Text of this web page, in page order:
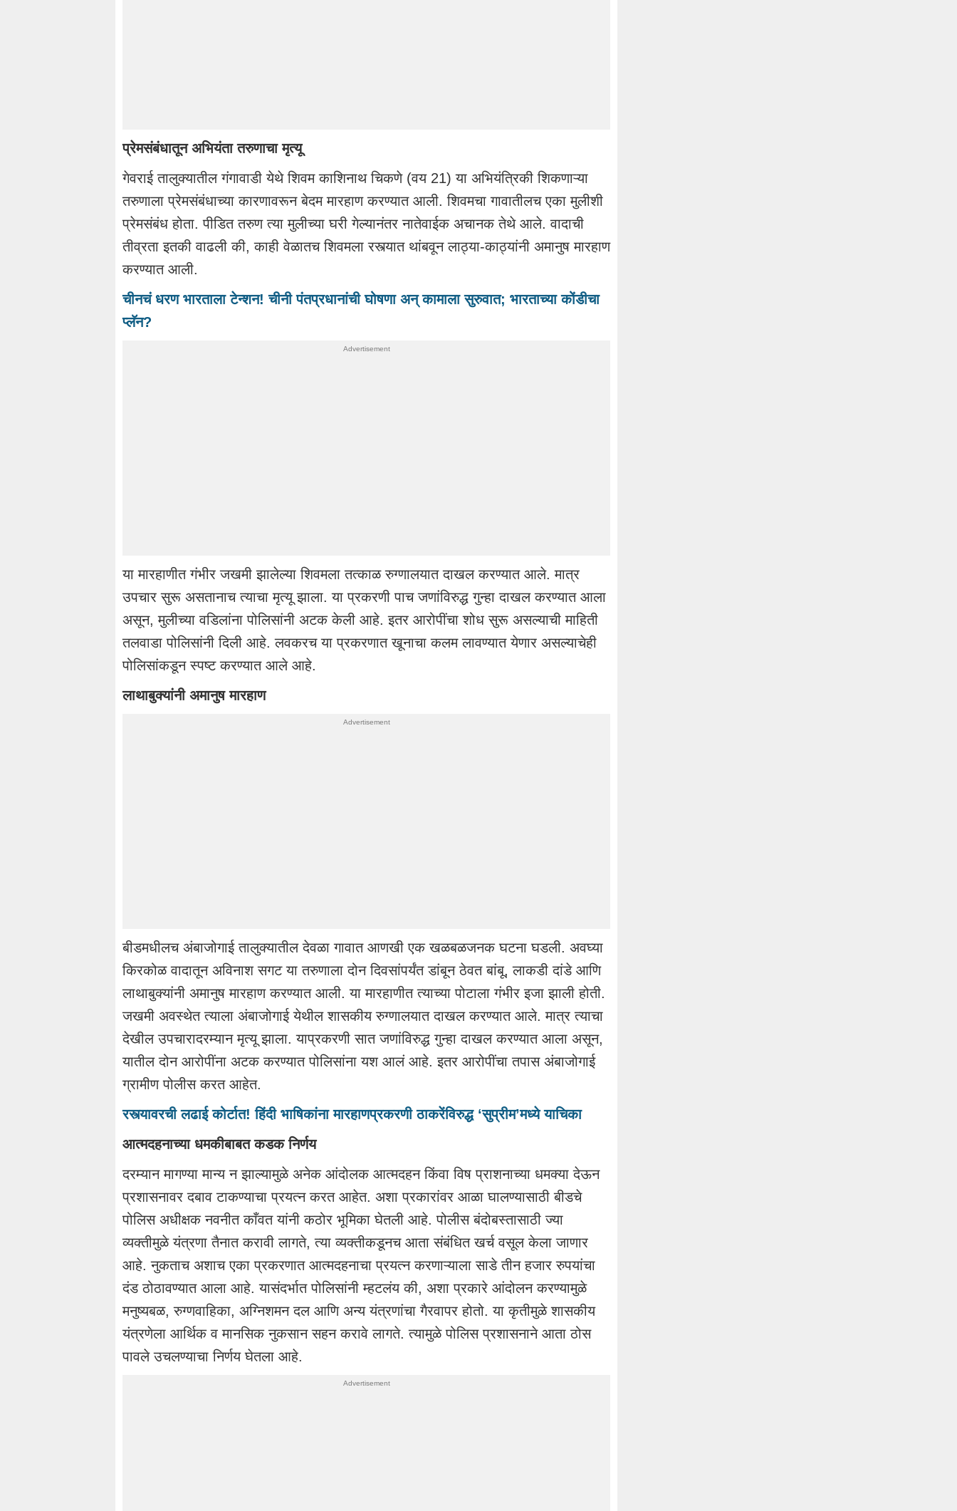
प्रेमसंबंधातूनअभियंता तरुणाचा मृत्यू
गेवराईतालुक्यातीलगंगावाडी येथेशिवम काशिनाथचिकणे (वय 21) या अभियंत्रिकी शिकणाऱ्या
तरुणालाप्रेमसंबंधाच्या कारणावरून बेदम मारहाण करण्यात आली.शिवमचा गावातीलच एका मुलीशी
प्रेमसंबंध होता.पीडिततरुण त्या मुलीच्या घरी गेल्यानंतर नातेवाईक अचानक तेथे आले. वादाची
तीव्रता इतकी वाढली की, काही वेळातचशिवमला रस्त्यात थांबवून लाठ्या-काठ्यांनी अमानुष मारहाण
करण्यात आली.
चीनचं धरण भारताला टेन्शन! चीनी पंतप्रधानांची घोषणा अन् कामाला सुरुवात; भारताच्या कोंडीचा
प्लॅन?
या मारहाणीत गंभीर जखमी झालेल्याशिवमला तत्काळ रुग्णालयात दाखल करण्यात आले. मात्र
उपचार सुरू असतानाच त्याचा मृत्यू झाला. या प्रकरणी पाचजणांविरुद्ध गुन्हा दाखल करण्यात आला
असून, मुलीच्यावडिलांना पोलिसांनी अटक केली आहे. इतर आरोपींचा शोध सुरू असल्याची माहिती
तलवाडा पोलिसांनी दिली आहे. लवकरच या प्रकरणात खूनाचाकलमलावण्यात येणार असल्याचेही
पोलिसांकडूनस्पष्ट करण्यात आले आहे.
लाथाबुक्यांनीअमानुषमारहाण
बीडमधीलच अंबाजोगाईतालुक्यातीलदेवळा गावात आणखी एकखळबळजनकघटना घडली. अवघ्या
किरकोळ वादातून अविनाशसगटया तरुणाला दोन दिवसांपर्यंत डांबून ठेवत बांबू, लाकडी दांडे आणि
लाथाबुक्यांनी अमानुष मारहाण करण्यात आली. या मारहाणीत त्याच्या पोटाला गंभीर इजा झाली होती.
जखमी अवस्थेत त्याला अंबाजोगाईयेथीलशासकीयरुग्णालयात दाखल करण्यात आले. मात्र त्याचा
देखीलउपचारादरम्यानमृत्यू झाला.याप्रकरणी सातजणांविरुद्ध गुन्हा दाखल करण्यात आला असून,
यातील दोन आरोपींना अटक करण्यातपोलिसांना यश आलं आहे. इतर आरोपींचा तपास अंबाजोगाई
ग्रामीण पोलीस करत आहेत.
रस्त्यावरची लढाई कोर्टात! हिंदी भाषिकांना मारहाणप्रकरणी ठाकरेंविरुद्ध ‘सुप्रीम’मध्ये याचिका
आत्मदहनाच्याधमकीबाबत कडकनिर्णय
दरम्यान मागण्या मान्य न झाल्यामुळे अनेक आंदोलक आत्मदहनकिंवा विष प्राशनाच्या धमक्या देऊन
प्रशासनावर दबाव टाकण्याचा प्रयत्न करत आहेत. अशा प्रकारांवर आळा घालण्यासाठी बीडचे
पोलिसअधीक्षक नवनीतकाँवतयांनी कठोर भूमिका घेतली आहे. पोलीस बंदोबस्तासाठी ज्या
व्यक्तीमुळे यंत्रणातैनातकरावी लागते, त्या व्यक्तीकडूनच आता संबंधित खर्च वसूल केला जाणार
आहे. नुकताच अशाच एका प्रकरणात आत्मदहनाचा प्रयत्नकरणाऱ्याला साडे तीन हजाररुपयांचा
दंड ठोठावण्यात आला आहे.यासंदर्भात पोलिसांनी म्हटलंयकी, अशा प्रकारे आंदोलन करण्यामुळे
मनुष्यबळ,रुग्णवाहिका, अग्निशमन दल आणि अन्य यंत्रणांचा गैरवापर होतो. या कृतीमुळेशासकीय
यंत्रणेला आर्थिक व मानसिक नुकसान सहन करावे लागते. त्यामुळेपोलिसप्रशासनाने आताठोस
पावले उचलण्याचा निर्णय घेतला आहे.